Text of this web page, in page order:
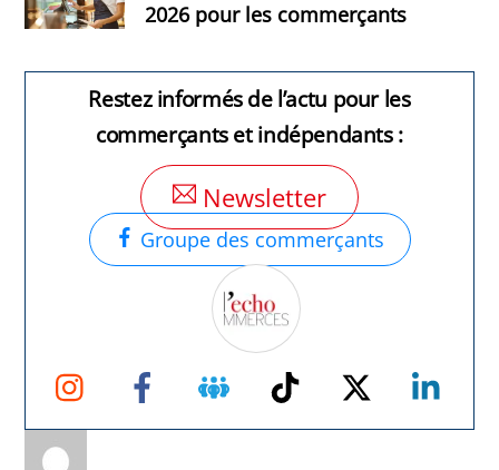
2026 pour les commerçants
Restez informés de l’actu pour les
commerçants et indépendants :
Newsletter
Groupe des commerçants
Instagram Facebook Groupe
Facebook
TikTok Twitter